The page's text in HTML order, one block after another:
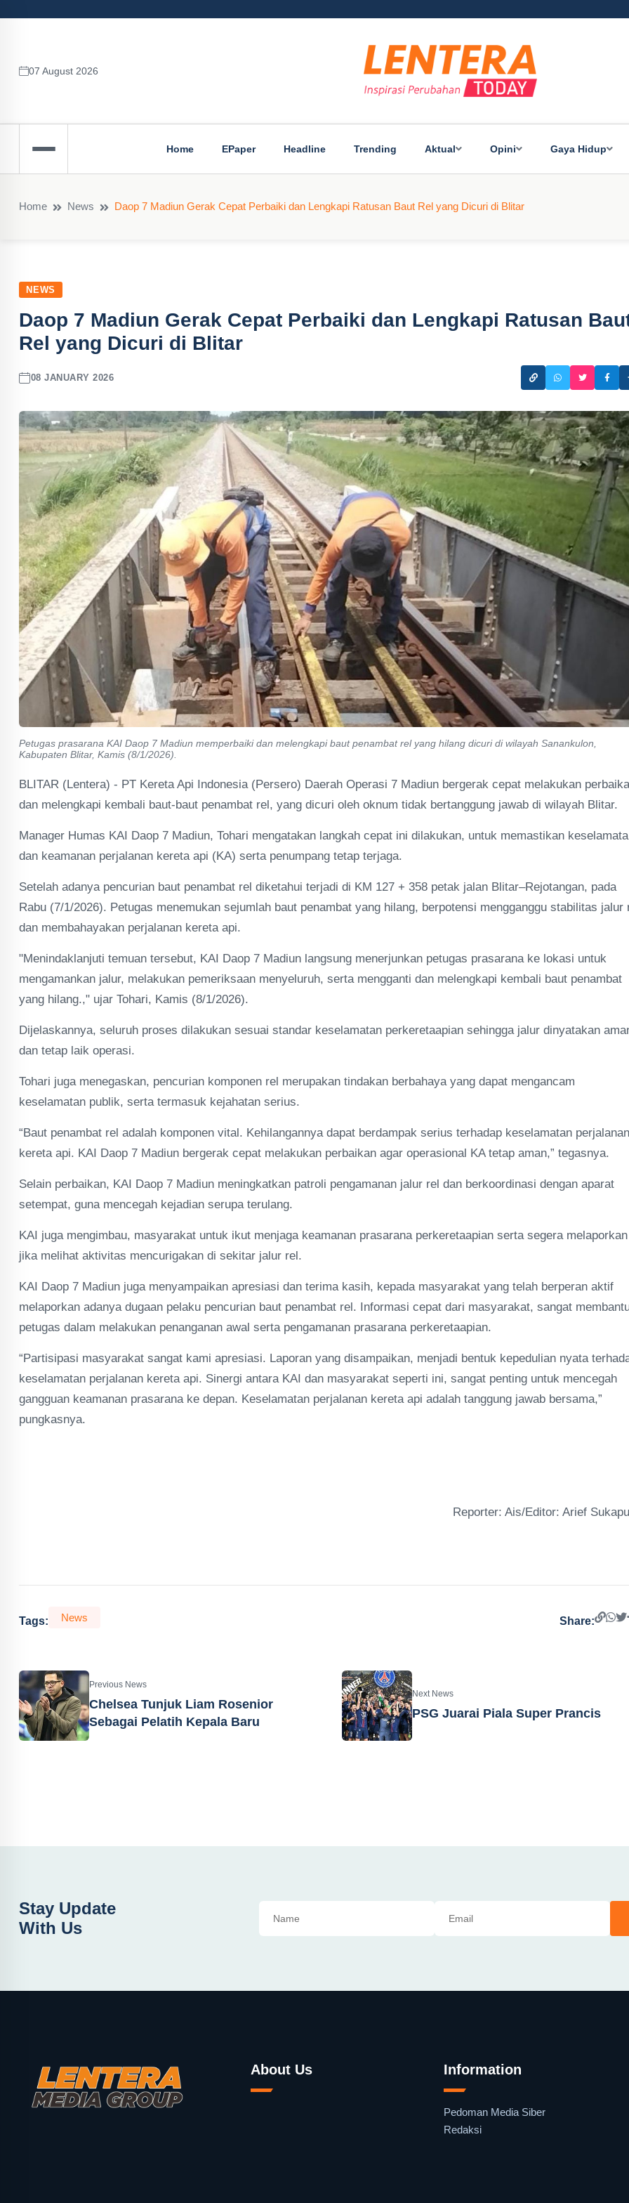
07 August 2026
Home EPaper Headline Trending Aktual Opini Gaya Hidup
Home News Daop 7 Madiun Gerak Cepat Perbaiki dan Lengkapi Ratusan Baut Rel yang Dicuri di Blitar
NEWS
Daop 7 Madiun Gerak Cepat Perbaiki dan Lengkapi Ratusan
Rel yang Dicuri di Blitar
08 JANUARY 2026
Petugas prasarana KAI Daop 7 Madiun memperbaiki dan melengkapi baut penambat rel yang hilang dicuri di wilayah Sanankulon,
Kabupaten Blitar, Kamis (8/1/2026).
BLITAR (Lentera) - PT Kereta Api Indonesia (Persero) Daerah Operasi 7 Madiun bergerak cepat melakukan
dan melengkapi kembali baut-baut penambat rel, yang dicuri oleh oknum tidak bertanggung jawab di wilayah Blitar.
Manager Humas KAI Daop 7 Madiun, Tohari mengatakan langkah cepat ini dilakukan, untuk memastikan
dan keamanan perjalanan kereta api (KA) serta penumpang tetap terjaga.
Setelah adanya pencurian baut penambat rel diketahui terjadi di KM 127 + 358 petak jalan Blitar–Rejotangan, pada
Rabu (7/1/2026). Petugas menemukan sejumlah baut penambat yang hilang, berpotensi mengganggu stabilitas jalur
dan membahayakan perjalanan kereta api.
"Menindaklanjuti temuan tersebut, KAI Daop 7 Madiun langsung menerjunkan petugas prasarana ke lokasi untuk
mengamankan jalur, melakukan pemeriksaan menyeluruh, serta mengganti dan melengkapi kembali baut penambat
yang hilang.," ujar Tohari, Kamis (8/1/2026).
Dijelaskannya, seluruh proses dilakukan sesuai standar keselamatan perkeretaapian sehingga jalur dinyatakan
dan tetap laik operasi.
Tohari juga menegaskan, pencurian komponen rel merupakan tindakan berbahaya yang dapat mengancam
keselamatan publik, serta termasuk kejahatan serius.
“Baut penambat rel adalah komponen vital. Kehilangannya dapat berdampak serius terhadap keselamatan perjalanan
kereta api. KAI Daop 7 Madiun bergerak cepat melakukan perbaikan agar operasional KA tetap aman,” tegasnya.
Selain perbaikan, KAI Daop 7 Madiun meningkatkan patroli pengamanan jalur rel dan berkoordinasi dengan aparat
setempat, guna mencegah kejadian serupa terulang.
KAI juga mengimbau, masyarakat untuk ikut menjaga keamanan prasarana perkeretaapian serta segera melaporkan
jika melihat aktivitas mencurigakan di sekitar jalur rel.
KAI Daop 7 Madiun juga menyampaikan apresiasi dan terima kasih, kepada masyarakat yang telah berperan aktif
melaporkan adanya dugaan pelaku pencurian baut penambat rel. Informasi cepat dari masyarakat, sangat
petugas dalam melakukan penanganan awal serta pengamanan prasarana perkeretaapian.
“Partisipasi masyarakat sangat kami apresiasi. Laporan yang disampaikan, menjadi bentuk kepedulian nyata
keselamatan perjalanan kereta api. Sinergi antara KAI dan masyarakat seperti ini, sangat penting untuk mencegah
gangguan keamanan prasarana ke depan. Keselamatan perjalanan kereta api adalah tanggung jawab bersama,”
pungkasnya.
Reporter: Ais/Editor: Arief
Tags: News Share:
Previous News
Chelsea Tunjuk Liam Rosenior
Sebagai Pelatih Kepala Baru
Next News
PSG Juarai Piala Super Prancis
Stay Update
With Us
About Us Information
Pedoman Media Siber
Redaksi